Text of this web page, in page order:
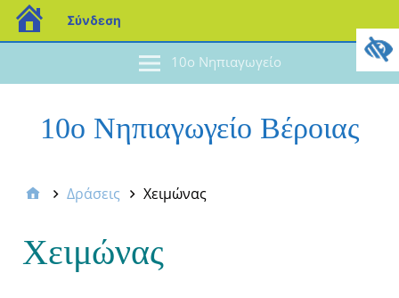
10ο Νηπιαγωγείο
10ο Νηπιαγωγείο Βέροιας
Δράσεις Χειμώνας
Χειμώνας
Σύνδεση